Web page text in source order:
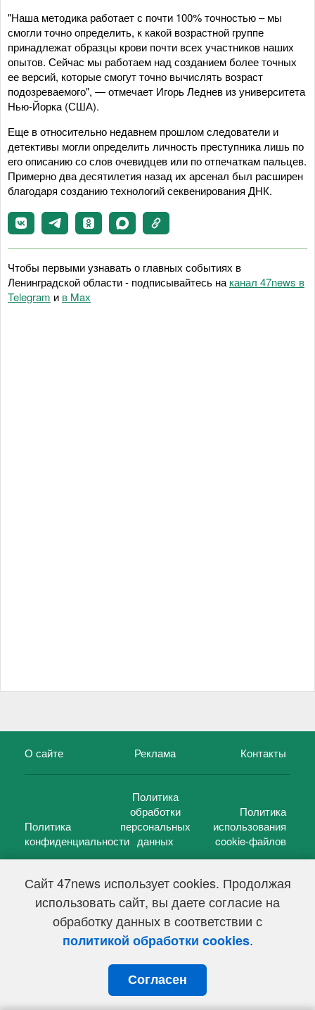
Сайт 47news использует cookies. Продолжая
использовать сайт, вы даете согласие на
обработку данных в соответствии с
политикой обработки cookies.
Согласен
"Наша методика работает с почти 100% точностью – мы
смогли точно определить, к какой возрастной группе
принадлежат образцы крови почти всех участников наших
опытов. Сейчас мы работаем над созданием более точных
ее версий, которые смогут точно вычислять возраст
подозреваемого", — отмечает Игорь Леднев из университета
Нью-Йорка (США).
Еще в относительно недавнем прошлом следователи и
детективы могли определить личность преступника лишь по
его описанию со слов очевидцев или по отпечаткам пальцев.
Примерно два десятилетия назад их арсенал был расширен
благодаря созданию технологий секвенирования ДНК.
Чтобы первыми узнавать о главных событиях в
Ленинградской области - подписывайтесь на канал 47news в
Telegram и в Maх
О сайте Реклама Контакты
Политика
конфиденциальности
Политика
обработки
персональных
данных
Политика
использования
cookie-файлов
47 новостей (47 news)2005 — 2026 г.
Свидетельство о регистрации СМИ Эл № ФС 77-39848, выдано
Федеральной службой по надзору в сфере связи,
информационных технологий и массовых коммуникаций